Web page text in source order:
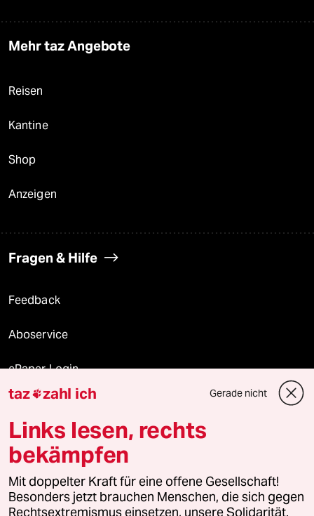
Mehr taz Angebote
Reisen
Kantine
Shop
Anzeigen
Fragen & Hilfe
Feedback
Aboservice
ePaper Login
Downloads für Abonnierende
© 2026 taz Verlags und Vertriebs GmbH
Alle Rechte vorbehalten. Bei rechtlichen Fragen oder für Genehmigungen
wenden Sie sich bitte an
lizenzen@taz.de
taz zahl ich Gerade nicht
Links lesen, rechts
bekämpfen
Mit doppelter Kraft für eine offene Gesellschaft!
Besonders jetzt brauchen Menschen, die sich gegen
Rechtsextremismus einsetzen, unsere Solidarität.